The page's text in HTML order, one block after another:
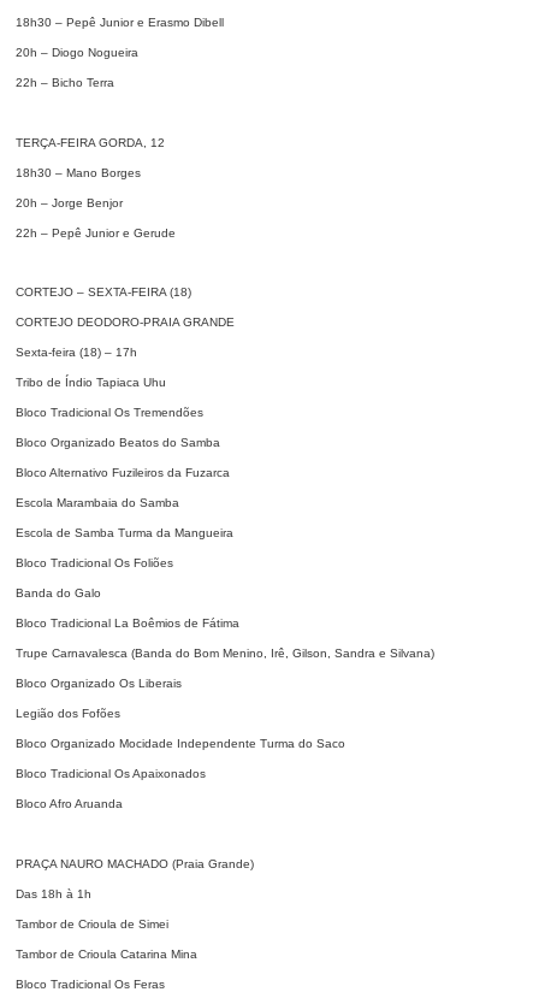
18h30 – Pepê Junior e Erasmo Dibell
20h – Diogo Nogueira
22h – Bicho Terra
TERÇA-FEIRA GORDA, 12
18h30 – Mano Borges
20h – Jorge Benjor
22h – Pepê Junior e Gerude
CORTEJO – SEXTA-FEIRA (18)
CORTEJO DEODORO-PRAIA GRANDE
Sexta-feira (18) – 17h
Tribo de Índio Tapiaca Uhu
Bloco Tradicional Os Tremendões
Bloco Organizado Beatos do Samba
Bloco Alternativo Fuzileiros da Fuzarca
Escola Marambaia do Samba
Escola de Samba Turma da Mangueira
Bloco Tradicional Os Foliões
Banda do Galo
Bloco Tradicional La Boêmios de Fátima
Trupe Carnavalesca (Banda do Bom Menino, Irê, Gilson, Sandra e Silvana)
Bloco Organizado Os Liberais
Legião dos Fofões
Bloco Organizado Mocidade Independente Turma do Saco
Bloco Tradicional Os Apaixonados
Bloco Afro Aruanda
PRAÇA NAURO MACHADO (Praia Grande)
Das 18h à 1h
Tambor de Crioula de Simei
Tambor de Crioula Catarina Mina
Bloco Tradicional Os Feras